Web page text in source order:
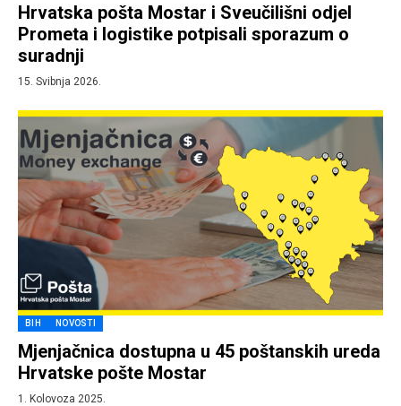
Hrvatska pošta Mostar i Sveučilišni odjel
Prometa i logistike potpisali sporazum o
suradnji
15. Svibnja 2026.
BIH NOVOSTI
Mjenjačnica dostupna u 45 poštanskih ureda
Hrvatske pošte Mostar
1. Kolovoza 2025.